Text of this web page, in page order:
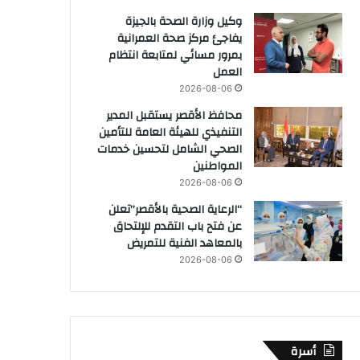
وكيل وزارة الصحة بالجيزة
يفاجئ مركز صحة العمرانية
بمرور مسائي لمتابعة انتظام
العمل
2026-08-06
محافظ الأقصر يستقبل المدير
التنفيذي للهيئة العامة للتأمين
الصحي الشامل لتحسين خدمات
المواطنين
2026-08-06
“الرعاية الصحية بالأقصر”تعلن
عن فتح باب التقدم للإلتحاق
بالمعاهد الفنية للتمريض
2026-08-06
أسرة